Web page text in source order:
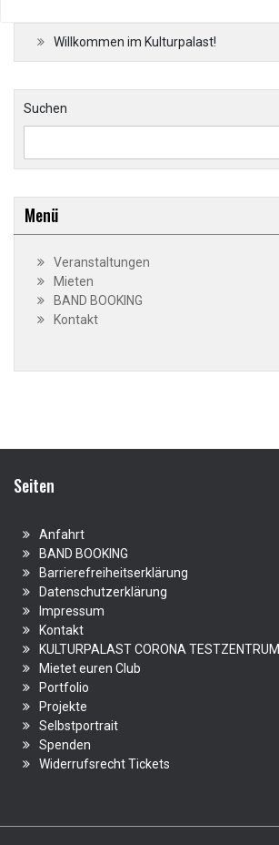
Willkommen im Kulturpalast!
Suchen
Menü
Veranstaltungen
Mieten
BAND BOOKING
Kontakt
Seiten
Anfahrt
BAND BOOKING
Barrierefreiheitserklärung
Datenschutzerklärung
Impressum
Kontakt
KULTURPALAST CORONA TESTZENTRUM
Mietet euren Club
Portfolio
Projekte
Selbstportrait
Spenden
Widerrufsrecht Tickets